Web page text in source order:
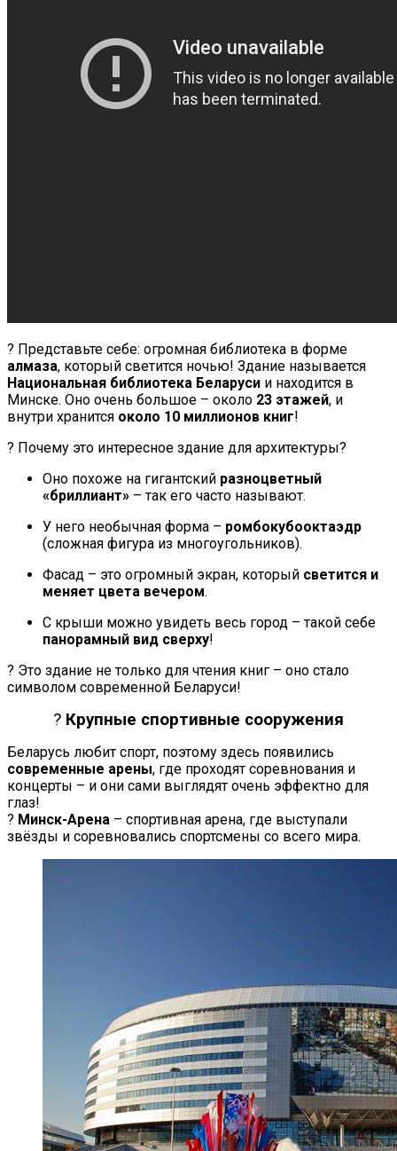
? Представьте себе: огромная библиотека в форме
алмаза, который светится ночью! Здание называется
Национальная библиотека Беларуси и находится в
Минске. Оно очень большое – около 23 этажей, и
внутри хранится около 10 миллионов книг!
? Почему это интересное здание для архитектуры?
Оно похоже на гигантский разноцветный
«бриллиант» – так его часто называют.
У него необычная форма – ромбокубооктаэдр
(сложная фигура из многоугольников).
Фасад – это огромный экран, который светится и
меняет цвета вечером.
С крыши можно увидеть весь город – такой себе
панорамный вид сверху!
? Это здание не только для чтения книг – оно стало
символом современной Беларуси!
?️ Крупные спортивные сооружения
Беларусь любит спорт, поэтому здесь появились
современные арены, где проходят соревнования и
концерты – и они сами выглядят очень эффектно для
глаз!
? Минск-Арена – спортивная арена, где выступали
звёзды и соревновались спортсмены со всего мира.